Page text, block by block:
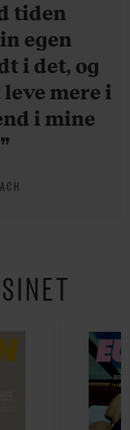
tiden
egen
i det, og
mere i
i mine